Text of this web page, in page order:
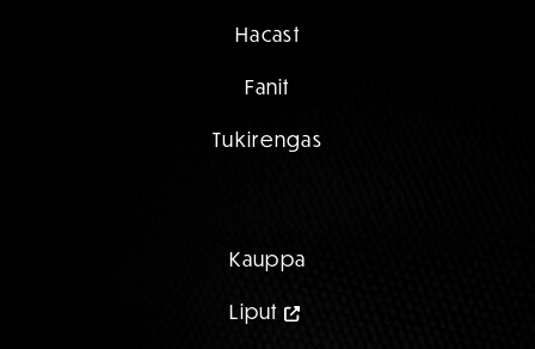
Hacast
Fanit
Tukirengas
Kauppa
Liput